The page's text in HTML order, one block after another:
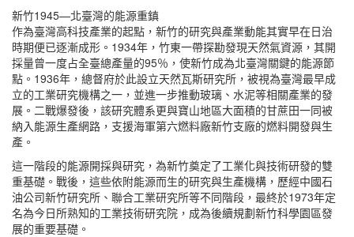
新竹1945—北臺灣的能源重鎮
作為臺灣高科技產業的起點，新竹的研究與產業動能其實早在日治
時期便已逐漸成形。1934年，竹東一帶探勘發現天然氣資源，其開
採量曾一度占全臺總產量的95％，使新竹成為北臺灣關鍵的能源節
點。1936年，總督府於此設立天然瓦斯研究所，被視為臺灣最早成
立的工業研究機構之一，並進一步推動玻璃、水泥等相關產業的發
展。二戰爆發後，該研究體系更與寶山地區大面積的甘蔗田一同被
納入能源生產網路，支援海軍第六燃料廠新竹支廠的燃料開發與生
產。
這一階段的能源開採與研究，為新竹奠定了工業化與技術研發的雙
重基礎。戰後，這些依附能源而生的研究與生產機構，歷經中國石
油公司新竹研究所、聯合工業研究所等不同階段，最終於1973年定
名為今日所熟知的工業技術研究院，成為後續規劃新竹科學園區發
展的重要基礎。